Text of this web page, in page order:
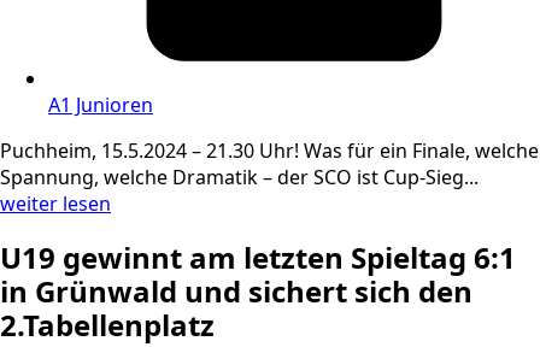
A1 Junioren
Puchheim, 15.5.2024 – 21.30 Uhr! Was für ein Finale, welche
Spannung, welche Dramatik – der SCO ist Cup-Sieg...
weiter lesen
U19 gewinnt am letzten Spieltag 6:1
in Grünwald und sichert sich den
2.Tabellenplatz